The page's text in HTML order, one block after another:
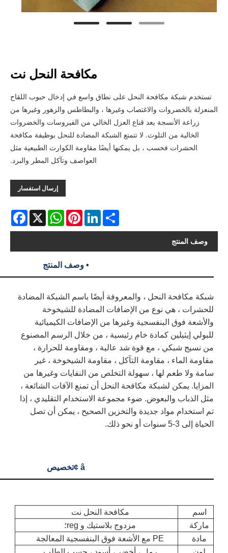
مكافحة النحل نت
النحل على نطاق واسع في إدخال حبوب اللقاح
وغيرها ، والبطاطس والزهور وغيرها من
بعد قناع العزل الخالي من الفيروسات والخضروات
لا تتمتع الشبكة المضادة للنحل بوظيفة مكافحة
بل يمكنها أيضًا مقاومة الكوارث الطبيعية مثل
العواصف وتآكل المطر والبرد.
Facebook X
WhatsApp
، والمعروفة أيضًا باسم الشبكة المضادة
من الإضافات المضادة للشيخوخة
وغيرها من الإضافات الكيميائية
خام رئيسية ، من خلال الرسم المصنوع
قوة شد عالية ، ومقاومة للحرارة ،
التآكل ، مقاومة الشيخوخة ، غير
سهولة التخلص من النفايات وغيرها من
مكافحة النحل أن تمنع الآفات الشائعة ،
ضوء مجموعة الاستخدام التقليدي ، إذا
والتخزين الصحيح ، يمكن أن تصل
مكافحة النحل نت
مزدوج بلاستيك و reg؛